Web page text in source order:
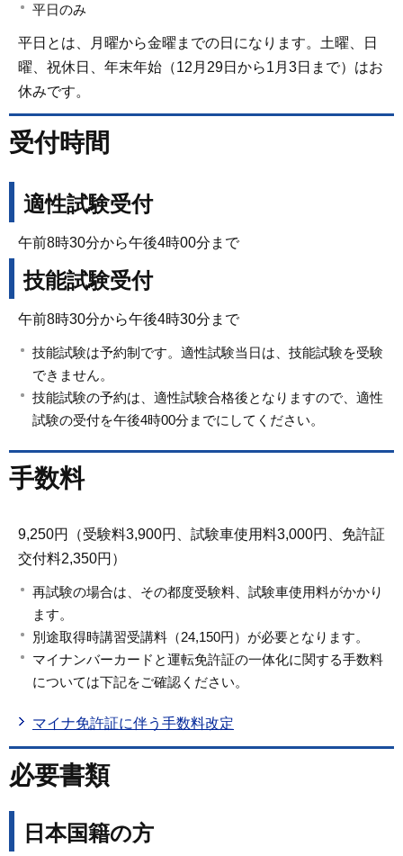
平日のみ
平日とは、月曜から金曜までの日になります。土曜、日
曜、祝休日、年末年始（12月29日から1月3日まで）はお
休みです。
受付時間
適性試験受付
午前8時30分から午後4時00分まで
技能試験受付
午前8時30分から午後4時30分まで
技能試験は予約制です。適性試験当日は、技能試験を受験
できません。
技能試験の予約は、適性試験合格後となりますので、適性
試験の受付を午後4時00分までにしてください。
手数料
9,250円（受験料3,900円、試験車使用料3,000円、免許証
交付料2,350円）
再試験の場合は、その都度受験料、試験車使用料がかかり
ます。
別途取得時講習受講料（24,150円）が必要となります。
マイナンバーカードと運転免許証の一体化に関する手数料
については下記をご確認ください。
マイナ免許証に伴う手数料改定
必要書類
日本国籍の方